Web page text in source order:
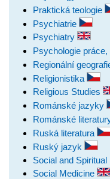
Praktická teologie
Psychiatrie
Psychiatry
Psychologie
Regionální
Religionistika
Religious Studies
Románské jazyky
Románské
Ruská literatura
Ruský jazyk
Social and
Social Medicine